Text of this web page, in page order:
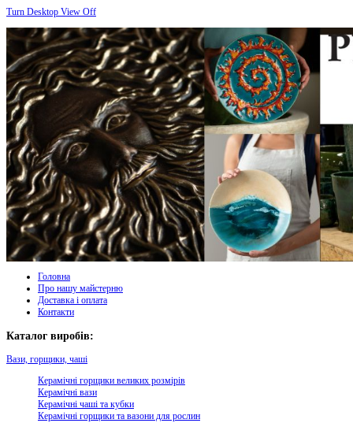
Turn Desktop View Off
Головна
Про нашу майстерню
Доставка і оплата
Контакти
Каталог виробів:
Вази, горщики, чаші
Керамічні горщики великих розмірів
Керамічні вази
Керамічні чаші та кубки
Керамічні горщики та вазони для рослин